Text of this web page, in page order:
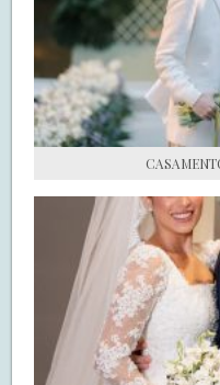
FALE